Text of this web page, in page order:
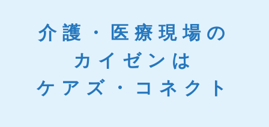
介護・医療現場の
カイゼンは
ケアズ・コネクト